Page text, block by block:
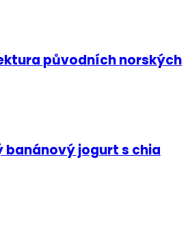
původních norských
banánový jogurt s chia